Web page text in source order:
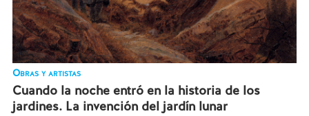
Obras y artistas
Cuando la noche entró en la historia de los
jardines. La invención del jardín lunar